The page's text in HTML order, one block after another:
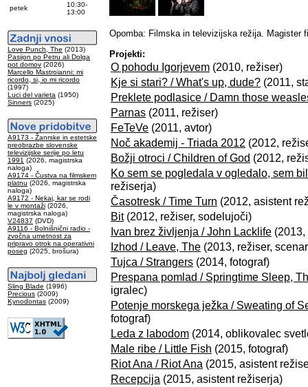
petek
10:30-
13:00
Love Punch, The (2013)
Pasijon po Petru ali Dolga
pot domov (2026)
Marcello Mastroianni: mi
ricordo, si, io mi ricordo
(1997)
Luci del varieta (1950)
Sinners (2025)
A9173 - Žanrske in estetske
preobrazbe slovenske
televizijske serije po letu
1991 (2026, magistrska
naloga)
A9174 - Čustva na filmskem
platnu (2026, magistrska
naloga)
A9172 - Nekaj, kar se rodi
le v montaži (2026,
magistrska naloga)
V24837 (DVD)
A9116 - Bolnišnični radio -
zvočna umetnost za
pripravo otrok na operativni
poseg (2025, brošura)
Sling Blade (1996)
Precious (2009)
Kynodontas (2009)
Opomba: Filmska in televizijska režija. Magister
Projekti:
O pohodu Igorjevem (2010, režiser)
Kje si stari? / What's up, dude? (2011,
Preklete podlasice / Damn those
Parnas (2011, režiser)
FeTeVe (2011, avtor)
Noč akademij - Triada 2012 (2012,
Božji otroci / Children of God (2012,
Ko sem se pogledala v ogledalo, sem
režiserja)
Časotresk / Time Turn (2012, asistent
Bit(2012, režiser, sodelujoči)
Ivan brez življenja / John Lacklife
Izhod / Leave, The (2013, režiser,
Tujca / Strangers (2014, fotograf)
Prespana pomlad / Springtime Sleep,
igralec)
Potenje morskega ježka / Sweating of
fotograf)
Leda z labodom (2014, oblikovalec
Male ribe / Little Fish (2015, fotograf)
Riot Ana / Riot Ana (2015, asistent
Recepcija (2015, asistent režiserja)